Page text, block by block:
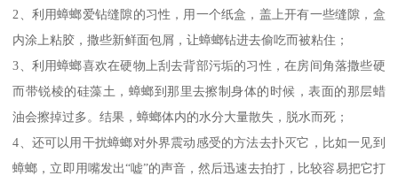
2、利用蟑螂爱钻缝隙的习性，用一个纸盒，盖上开有一些缝隙，盒
内涂上粘胶，撒些新鲜面包屑，让蟑螂钻进去偷吃而被粘住；
3、利用蟑螂喜欢在硬物上刮去背部污垢的习性，在房间角落撒些硬
而带锐棱的硅藻土，蟑螂到那里去擦制身体的时候，表面的那层蜡
油会擦掉过多。结果，蟑螂体内的水分大量散失，脱水而死；
4、还可以用干扰蟑螂对外界震动感受的方法去扑灭它，比如一见到
蟑螂，立即用嘴发出“嘘”的声音，然后迅速去拍打，比较容易把它打